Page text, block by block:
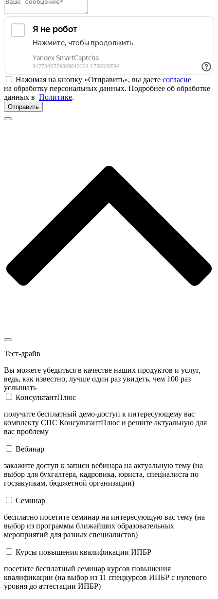
Нажимая на кнопку «Отправить», вы даете согласие
на обработку персональных данных. Подробнее об обработке
данных в Политике.
Отправить
Тест-драйв
Вы можете убедиться в качестве наших продуктов и услуг,
ведь, как известно, лучше один раз увидеть, чем 100 раз
услышать
КонсультантПлюс
получите бесплатный демо-доступ к интересующему вас
комплекту СПС КонсультантПлюс и решите актуальную для
вас проблему
Вебинар
закажите доступ к записи вебинара на актуальную тему (на
выбор для бухгалтера, кадровика, юриста, специалиста по
госзакупкам, бюджетной организации)
Семинар
бесплатно посетите семинар на интересующую вас тему (на
выбор из программы ближайших образовательных
мероприятий для разных специалистов)
Курсы повышения квалификации ИПБР
посетите бесплатный семинар курсов повышения
квалификации (на выбор из 11 спецкурсов ИПБР с нулевого
уровня до аттестации ИПБР)